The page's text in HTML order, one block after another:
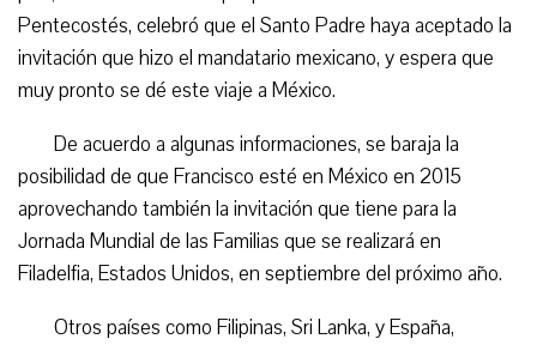
Pentecostés, celebró que el Santo Padre haya aceptado la
invitación que hizo el mandatario mexicano, y espera que
muy pronto se dé este viaje a México.
De acuerdo a algunas informaciones, se baraja la
posibilidad de que Francisco esté en México en 2015
aprovechando también la invitación que tiene para la
Jornada Mundial de las Familias que se realizará en
Filadelfia, Estados Unidos, en septiembre del próximo año.
Otros países como Filipinas, Sri Lanka, y España,